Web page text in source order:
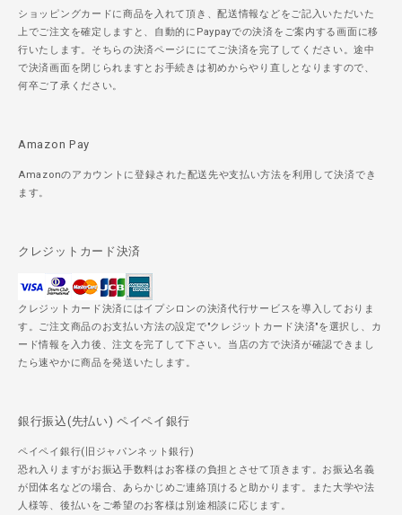
ショッピングカードに商品を入れて頂き、配送情報などをご記入いただいた
上でご注文を確定しますと、自動的にPaypayでの決済をご案内する画面に移
行いたします。そちらの決済ページににてご決済を完了してください。途中
で決済画面を閉じられますとお手続きは初めからやり直しとなりますので、
何卒ご了承ください。
Amazon Pay
Amazonのアカウントに登録された配送先や支払い方法を利用して決済でき
ます。
クレジットカード決済
クレジットカード決済にはイプシロンの決済代行サービスを導入しておりま
す。ご注文商品のお支払い方法の設定で"クレジットカード決済"を選択し、カ
ード情報を入力後、注文を完了して下さい。当店の方で決済が確認できまし
たら速やかに商品を発送いたします。
銀行振込(先払い) ペイペイ銀行
ペイペイ銀行(旧ジャパンネット銀行)
恐れ入りますがお振込手数料はお客様の負担とさせて頂きます。お振込名義
が団体名などの場合、あらかじめご連絡頂けると助かります。また大学や法
人様等、後払いをご希望のお客様は別途相談に応じます。